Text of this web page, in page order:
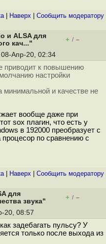
| Наверх Cообщить модератору
и ALSA для
кач..."
+ / –
Апр-20, 02:34
приводит к повышению
настройки
минимальной и качестве не
вообще даже при
sox плагин, что есть у
в 192000 преобразует с
процесор по сравнению с
| Наверх Cообщить модератору
для
звука"
+ / –
20, 08:57
задебагать пульсу? У
только после выхода из